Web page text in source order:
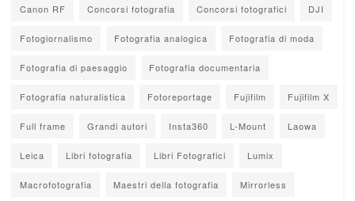
Canon RF Concorsi fotografia Concorsi fotografici DJI
Fotogiornalismo Fotografia analogica Fotografia di moda
Fotografia di paesaggio Fotografia documentaria
Fotografia naturalistica Fotoreportage Fujifilm Fujifilm X
Full frame Grandi autori Insta360 L-Mount Laowa
Leica Libri fotografia Libri Fotografici Lumix
Macrofotografia Maestri della fotografia Mirrorless